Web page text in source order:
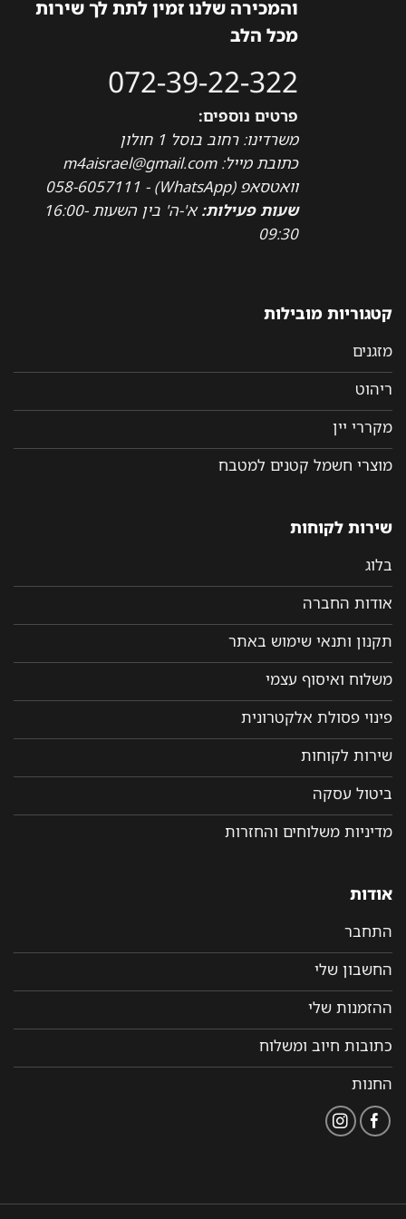
והמכירה שלנו זמין לתת לך שירות
מכל הלב
072-39-22-322
פרטים נוספים:
משרדינו: רחוב בוסל 1 חולון
כתובת מייל: m4aisrael@gmail.com
וואטסאפ (WhatsApp) - 058-6057111
שעות פעילות:
א'-ה' בין השעות 16:00-
09:30
קטגוריות מובילות
מזגנים
ריהוט
מקררי יין
מוצרי חשמל קטנים למטבח
שירות לקוחות
בלוג
אודות החברה
תקנון ותנאי שימוש באתר
משלוח ואיסוף עצמי
פינוי פסולת אלקטרונית
שירות לקוחות
ביטול עסקה
מדיניות משלוחים והחזרות
אודות
התחבר
החשבון שלי
ההזמנות שלי
כתובות חיוב ומשלוח
החנות